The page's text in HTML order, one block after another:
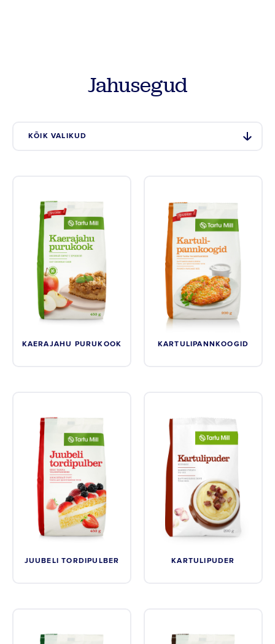
Vilja kokkuost
Meist
Põllumehe Portaal
Facebook
Instagram
Jahusegud
KÕIK VALIKUD
KAERAJAHU PURUKOOK KARTULIPANNKOOGID
JUUBELI TORDIPULBER KARTULIPUDER